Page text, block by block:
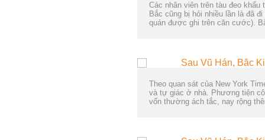
Các nhân viên trên tàu đeo
Bắc cũng bị hỏi nhiều lần là đã
quán được ghi trên căn cước).
Theo quan sát của New York
và tự giác ở nhà. Phương tiện
vốn thường ách tắc, nay rộng